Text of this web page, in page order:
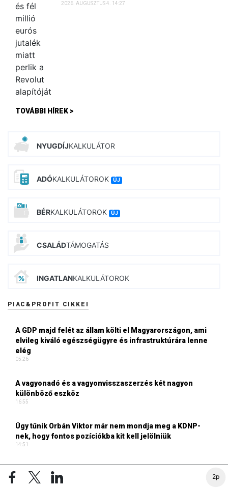
2p
2026. AUGUSZTUS 4. 14:27
TOVÁBBI HÍREK >
NYUGDÍJKALKULÁTOR
ADÓKALKULÁTOROK ÚJ
BÉRKALKULÁTOROK ÚJ
CSALÁDTÁMOGATÁS
INGATLANKALKULÁTOROK
PIAC&PROFIT CIKKEI
A GDP majd felét az állam költi el Magyarországon, ami
elvileg kiváló egészségügyre és infrastruktúrára lenne
elég
05:26
A vagyonadó és a vagyonvisszaszerzés két nagyon
különböző eszköz
16:55
Úgy tűnik Orbán Viktor már nem mondja meg a KDNP-
nek, hogy fontos pozíciókba kit kell jelölniük
14:51
nő a közúti fuvarozás Európában